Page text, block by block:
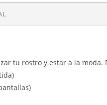
tu rostro y estar a la